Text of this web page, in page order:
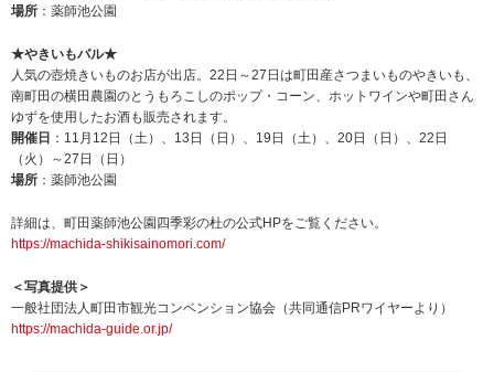
場所 ：薬師池公園
★やきいもバル★
人気の壺焼きいものお店が出店。22日～27日は町田産さつまいものやきいも、
南町田の横田農園のとうもろこしのポップ・コーン、ホットワインや町田さん
ゆずを使用したお酒も販売されます。
開催日 ：11月12日（土）、13日（日）、19日（土）、20日（日）、22日
（火）～27日（日）
場所 ：薬師池公園
詳細は、町田薬師池公園四季彩の杜の公式HPをご覧ください。
https://machida-shikisainomori.com/
＜写真提供＞
一般社団法人町田市観光コンベンション協会（共同通信PRワイヤーより）
https://machida-guide.or.jp/